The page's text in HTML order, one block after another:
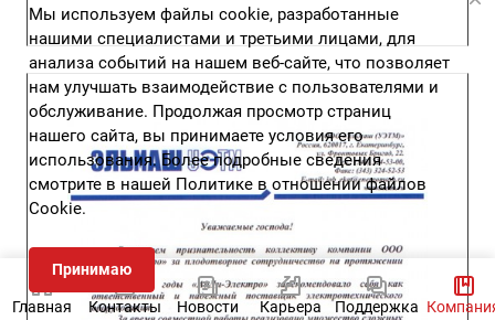
Главная Контакты Новости Карьера Поддержка
Мы используем файлы cookie, разработанные
нашими специалистами и третьими лицами, для
анализа событий на нашем веб-сайте, что позволяет
нам улучшать взаимодействие с пользователями и
обслуживание. Продолжая просмотр страниц
нашего сайта, вы принимаете условия его
использования. Более подробные сведения
смотрите в нашей Политике в отношении файлов
Cookie.
Принимаю